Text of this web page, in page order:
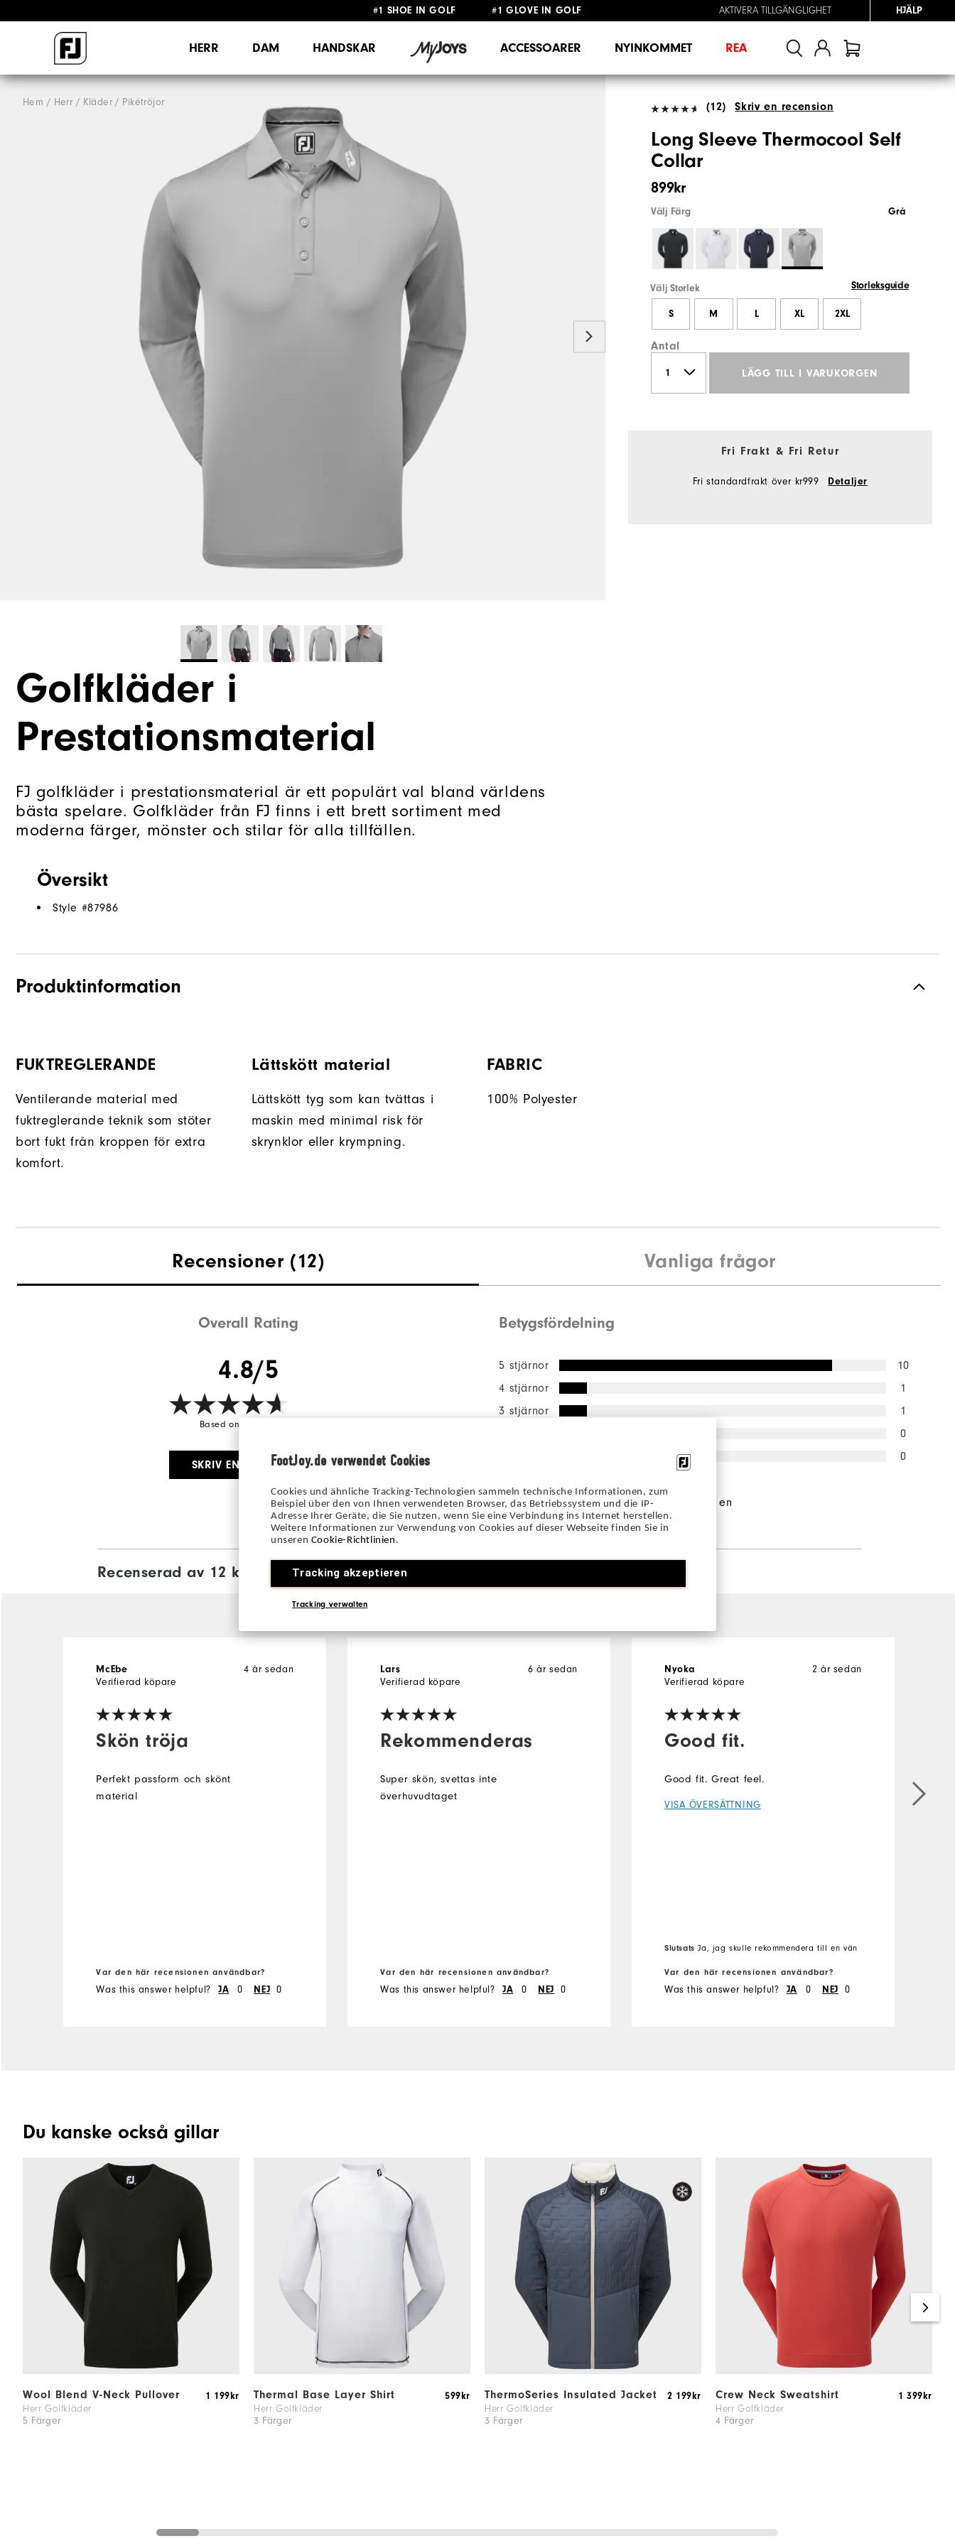
FootJoy.de verwendet Cookies
Cookies und ähnliche Tracking-Technologien sammeln technische Informationen, zum
Beispiel über den von Ihnen verwendeten Browser, das Betriebssystem und die IP-
Adresse Ihrer Geräte, die Sie nutzen, wenn Sie eine Verbindung ins Internet herstellen.
Weitere Informationen zur Verwendung von Cookies auf dieser Webseite finden Sie in
unseren Cookie-Richtlinien .
Tracking akzeptieren
Tracking verwalten
#1 SHOE IN GOLF #1 GLOVE IN GOLF
AKTIVERA TILLGÄNGLIGHET HJÄLP
HERR DAM HANDSKAR ACCESSOARER NYINKOMMET REA
Hem Herr Kläder Pikétröjor (12) Skriv en recension
Long Sleeve Thermocool Self
Collar
899kr
Välj Färg Grå
Välj Storlek Storleksguide
S M L XL 2XL
Antal
LÄGG TILL I VARUKORGEN
Fri Frakt & Fri Retur
Fri standardfrakt över kr999 Detaljer
Golfkläder i
Prestationsmaterial
FJ golfkläder i prestationsmaterial är ett populärt val bland världens
bästa spelare. Golfkläder från FJ finns i ett brett sortiment med
moderna färger, mönster och stilar för alla tillfällen.
Översikt
Style #87986
Produktinformation
FUKTREGLERANDE
Ventilerande material med
fuktreglerande teknik som stöter
bort fukt från kroppen för extra
komfort.
Lättskött material
Lättskött tyg som kan tvättas i
maskin med minimal risk för
skrynklor eller krympning.
FABRIC
100% Polyester
Recensioner (12) Vanliga frågor
Overall Rating
4.8/5
Based on 12 Review(s)
SKRIV EN RECENSION
Betygsfördelning
5 stjärnor
10
4 stjärnor
1
3 stjärnor
1
0
0
88%
av alla tillfrågade skulle
rekommendera detta för en
vän.
Recenserad av 12 kunder View All
Skön tröja
4 år sedan
McEbe
Verifierad köpare
Perfekt passform och skönt
material
Var den här recensionen användbar?
Was this answer helpful? JA 0 NEJ 0
Rekommenderas
6 år sedan
Lars
Verifierad köpare
Super skön, svettas inte
överhuvudtaget
Var den här recensionen användbar?
Was this answer helpful? JA 0 NEJ 0
Good fit.
2 år sedan
Nyoka
Verifierad köpare
Good fit. Great feel.
VISA ÖVERSÄTTNING
Slutsats Ja, jag skulle rekommendera till en vän
Var den här recensionen användbar?
Was this answer helpful? JA 0 NEJ 0
Du kanske också gillar
Wool Blend V-Neck Pullover
Herr Golfkläder
5 Färger
1 199kr Thermal Base Layer Shirt
Herr Golfkläder
3 Färger
599kr ThermoSeries Insulated Jacket
Herr Golfkläder
3 Färger
2 199kr Crew Neck Sweatshirt
Herr Golfkläder
4 Färger
1 399kr